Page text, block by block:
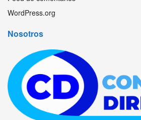
WordPress.org
Nosotros